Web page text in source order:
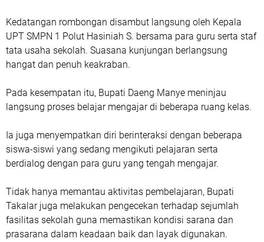
Kedatangan rombongan disambut langsung oleh Kepala
UPT SMPN 1 Polut Hasiniah S. bersama para guru serta staf
tata usaha sekolah. Suasana kunjungan berlangsung
hangat dan penuh keakraban.
Pada kesempatan itu, Bupati Daeng Manye meninjau
langsung proses belajar mengajar di beberapa ruang kelas.
Ia juga menyempatkan diri berinteraksi dengan beberapa
siswa-siswi yang sedang mengikuti pelajaran serta
berdialog dengan para guru yang tengah mengajar.
Tidak hanya memantau aktivitas pembelajaran, Bupati
Takalar juga melakukan pengecekan terhadap sejumlah
fasilitas sekolah guna memastikan kondisi sarana dan
prasarana dalam keadaan baik dan layak digunakan.